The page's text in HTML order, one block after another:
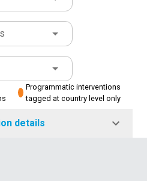
Programmatic interventions
tagged at country level only
details